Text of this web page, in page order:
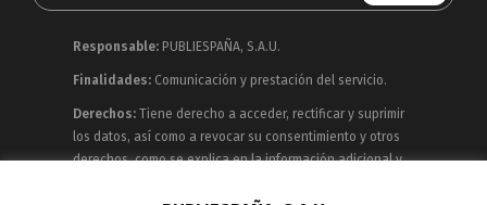
Responsable: PUBLIESPAÑA, S.A.U.
Finalidades: Comunicación y prestación del servicio.
Derechos: Tiene derecho a acceder, rectificar y suprimir
los datos, así como a revocar su consentimiento y otros
derechos, como se explica en la información adicional y